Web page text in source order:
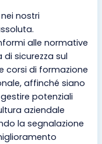
nostri
alle normative
sicurezza sul
corsi di formazione
affinché siano
potenziali
aziendale
la segnalazione